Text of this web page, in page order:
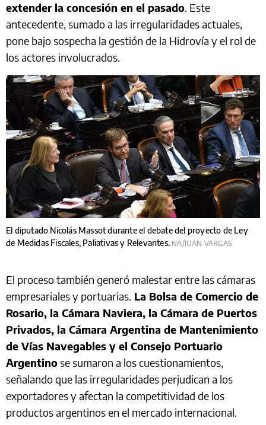
extender la concesión en el pasado. Este
antecedente, sumado a las irregularidades actuales,
pone bajo sospecha la gestión de la Hidrovía y el rol de
los actores involucrados.
El diputado Nicolás Massot durante el debate del proyecto de Ley
de Medidas Fiscales, Paliativas y Relevantes. NA/JUAN VARGAS
El proceso también generó malestar entre las cámaras
empresariales y portuarias. La Bolsa de Comercio de
Rosario, la Cámara Naviera, la Cámara de Puertos
Privados, la Cámara Argentina de Mantenimiento
de Vías Navegables y el Consejo Portuario
Argentinose sumaron a los cuestionamientos,
señalando que las irregularidades perjudican a los
exportadores y afectan la competitividad de los
productos argentinos en el mercado internacional.